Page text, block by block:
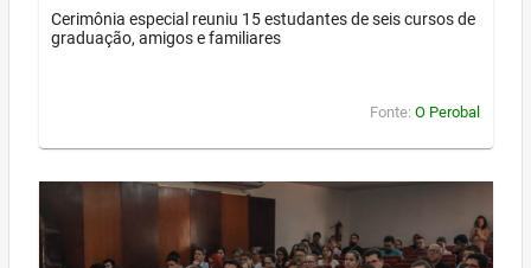
Cerimônia especial reuniu 15 estudantes de seis cursos de
graduação, amigos e familiares
Fonte: O Perobal